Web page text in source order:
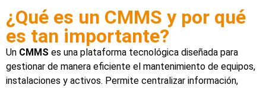
¿Qué es un CMMS y por qué
es tan importante?
Un CMMS es una plataforma tecnológica diseñada para
gestionar de manera eficiente el mantenimiento de equipos,
instalaciones y activos. Permite centralizar información,